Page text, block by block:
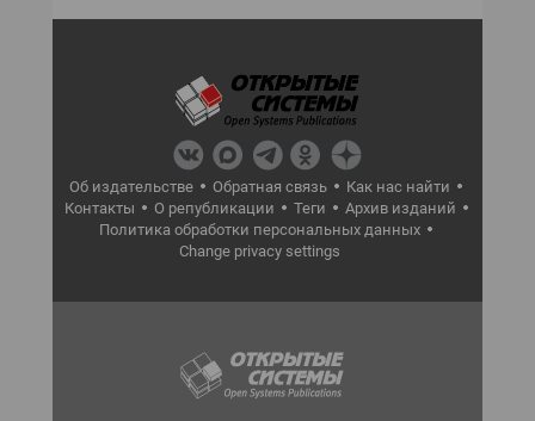
Об издательстве Обратная связь
Как нас найти
Контакты
О републикации Теги
Архив изданий
Политика обработки персональных данных
Change privacy settings